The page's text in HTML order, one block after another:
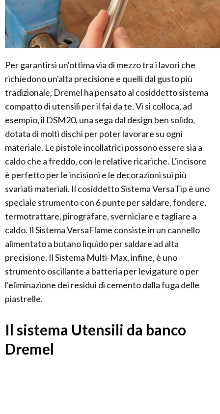
Per garantirsi un'ottima via di mezzo tra i lavori che
richiedono un'alta precisione e quelli dal gusto più
tradizionale, Dremel ha pensato al cosiddetto sistema
compatto di utensili per il fai da te. Vi si colloca, ad
esempio, il DSM20, una sega dal design ben solido,
dotata di molti dischi per poter lavorare su ogni
materiale. Le pistole incollatrici possono essere sia a
caldo che a freddo, con le relative ricariche. L'incisore
è perfetto per le incisioni e le decorazioni sui più
svariati materiali. Il cosiddetto Sistema VersaTip è uno
speciale strumento con 6 punte per saldare, fondere,
termotrattare, pirografare, sverniciare e tagliare a
caldo. Il Sistema VersaFlame consiste in un cannello
alimentato a butano liquido per saldare ad alta
precisione. Il Sistema Multi-Max, infine, è uno
strumento oscillante a batteria per levigature o per
l'eliminazione dei residui di cemento dalla fuga delle
piastrelle.
Il sistema Utensili da banco
Dremel